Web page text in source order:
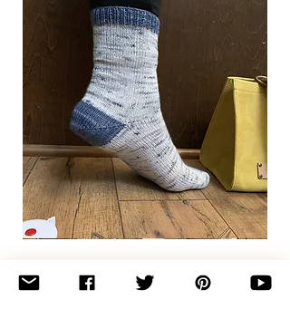
Basic
Socks
Join the newsletter